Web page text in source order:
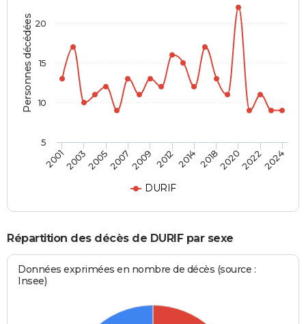
Personnes décédées
DURIF
20012003200520072009 2012 2014 2018202020222024
5
10
15
20
Répartition des décès de DURIF par sexe
Données exprimées en nombre de décès (source :
Insee)